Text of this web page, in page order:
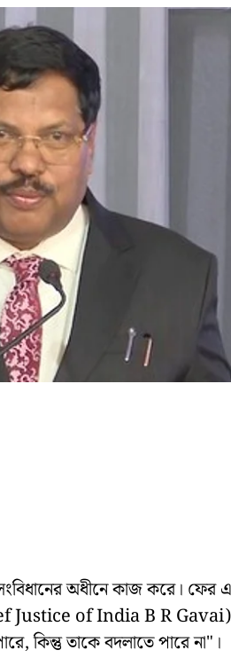
সংবিধানের অধীনে কাজ করে। ফের
Justice of India B R
কিন্তু তাকে বদলাতে পারে না"।